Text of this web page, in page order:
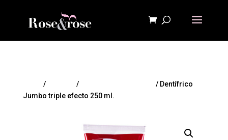
/ /
/ Dentífrico
Jumbo triple efecto 250 ml.